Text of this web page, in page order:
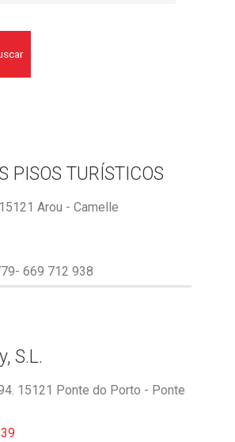
PISOS TURÍSTICOS
Arou - Camelle
669 712 938
S.L.
15121 Ponte do Porto - Ponte